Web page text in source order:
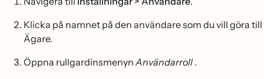
Klicka på namnet på den användare som du vill göra till
Ägare.
Öppna rullgardinsmenynAnvändarroll.